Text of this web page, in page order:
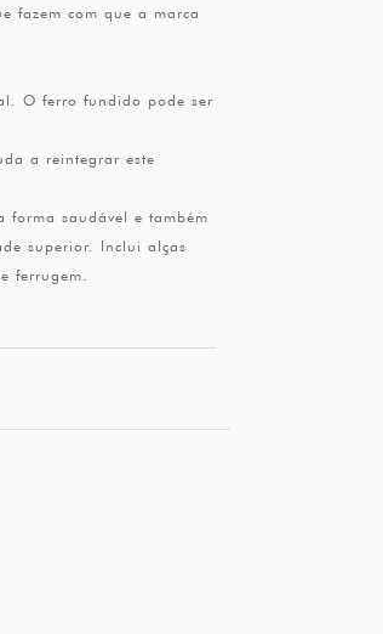
fazem com que a marca
O ferro fundido pode ser
a reintegrar este
saudável e também
superior. Inclui alças
ferrugem.